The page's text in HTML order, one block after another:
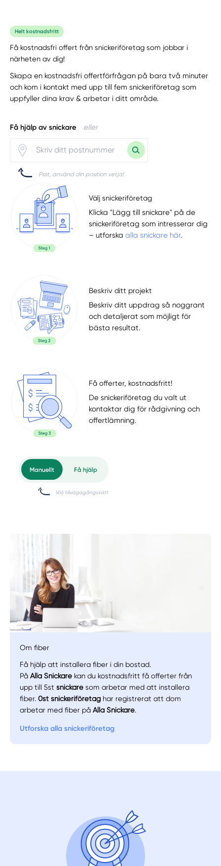
Helt kostnadsfritt
Få kostnadsfri offert från snickeriföretag som jobbar i
närheten av dig!
Skapa en kostnadsfri offertförfrågan på bara två minuter
och kom i kontakt med upp till fem snickeriföretag som
uppfyller dina krav & arbetar i ditt område.
Få hjälp av snickare eller
Psst, använd din position vetja!
Välj snickeriföretag
Klicka "Lägg till snickare" på de
snickeriföretag som intresserar dig
– utforskaalla snickare här.
Beskriv ditt projekt
Beskriv ditt uppdrag så noggrant
och detaljerat som möjligt för
bästa resultat.
Få offerter, kostnadsfritt!
De snickeriföretag du valt ut
kontaktar dig för rådgivning och
offertlämning.
Manuellt Få hjälp
Välj tillvägagångssätt
Om fiber
Få hjälp att installera fiber i din bostad.
PåAlla Snickare kan du kostnadsfritt få offerter från
upp till 5stsnickare som arbetar med att installera
fiber.0st snickeriföretag har registrerat att dom
arbetar med fiber påAlla Snickare.
Utforska alla snickeriföretag